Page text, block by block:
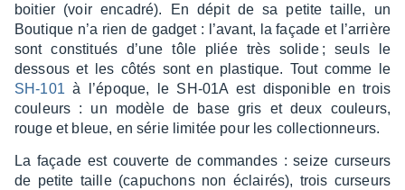
boitier (voir enca­dré). En dépit de sa petite taille, un
Boutique n’a rien de gadget : l’avant, la façade et l’ar­rière
sont consti­tués d’une tôle pliée très solide ; seuls le
dessous et les côtés sont en plas­tique. Tout comme le
SH-101 à l’époque, le SH-01A est dispo­nible en trois
couleurs : un modèle de base gris et deux couleurs,
rouge et bleue, en série limi­tée pour les collec­tion­neurs.
La façade est couverte de commandes : seize curseurs
de petite taille (capu­chons non éclai­rés), trois curseurs